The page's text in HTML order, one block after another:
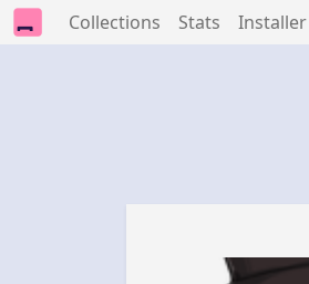
Collections Stats Installer